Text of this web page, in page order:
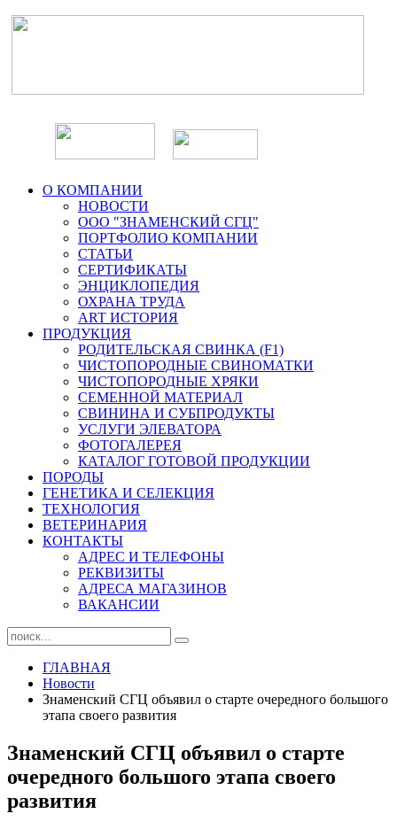
О КОМПАНИИ
НОВОСТИ
ООО "ЗНАМЕНСКИЙ СГЦ"
ПОРТФОЛИО КОМПАНИИ
СТАТЬИ
СЕРТИФИКАТЫ
ЭНЦИКЛОПЕДИЯ
ОХРАНА ТРУДА
ART ИСТОРИЯ
ПРОДУКЦИЯ
РОДИТЕЛЬСКАЯ СВИНКА (F1)
ЧИСТОПОРОДНЫЕ СВИНОМАТКИ
ЧИСТОПОРОДНЫЕ ХРЯКИ
СЕМЕННОЙ МАТЕРИАЛ
СВИНИНА И СУБПРОДУКТЫ
УСЛУГИ ЭЛЕВАТОРА
ФОТОГАЛЕРЕЯ
КАТАЛОГ ГОТОВОЙ ПРОДУКЦИИ
ПОРОДЫ
ГЕНЕТИКА И СЕЛЕКЦИЯ
ТЕХНОЛОГИЯ
ВЕТЕРИНАРИЯ
КОНТАКТЫ
АДРЕС И ТЕЛЕФОНЫ
РЕКВИЗИТЫ
АДРЕСА МАГАЗИНОВ
ВАКАНСИИ
ГЛАВНАЯ
Новости
Знаменский СГЦ объявил о старте очередного большого
этапа своего развития
Знаменский СГЦ объявил о старте
очередного большого этапа своего
развития